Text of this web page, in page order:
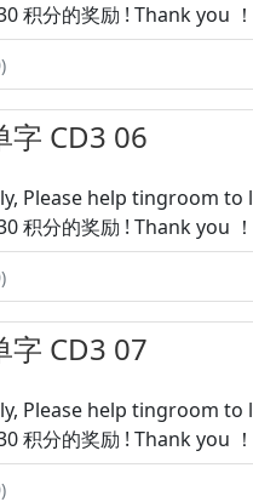
积分的奖励 ! Thank you ！
字 CD3 06
Please help tingroom to
积分的奖励 ! Thank you ！
字 CD3 07
Please help tingroom to
积分的奖励 ! Thank you ！